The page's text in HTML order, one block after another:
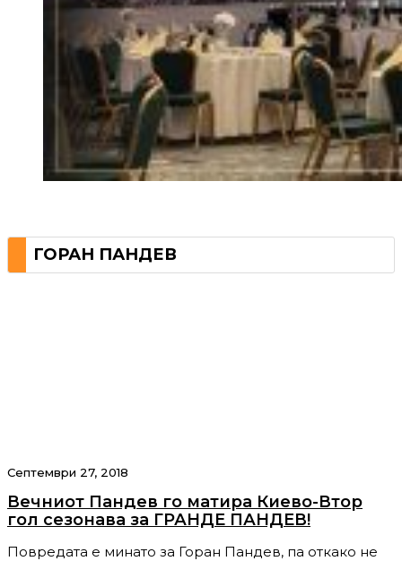
ГОРАН ПАНДЕВ
Септември 27, 2018
Вечниот Пандев го матира Киево-Втор
гол сезонава за ГРАНДЕ ПАНДЕВ!
Повредата е минато за Горан Пандев, па откако не